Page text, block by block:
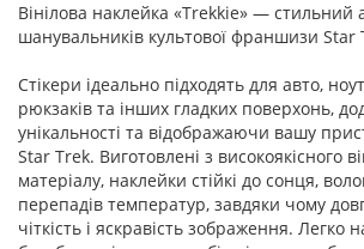
Вінілова наклейка «Trekkie» — стильний
шанувальників культової франшизи Star
Стікери ідеально підходять для авто,
рюкзаків та інших гладких поверхонь,
унікальності та відображаючи вашу
Star Trek. Виготовлені з високоякісного
матеріалу, наклейки стійкі до сонця,
перепадів температур, завдяки чому
чіткість і яскравість зображення. Легко